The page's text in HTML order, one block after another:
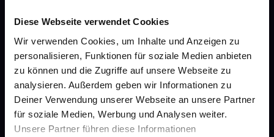
Diese Webseite verwendet Cookies
Wir verwenden Cookies, um Inhalte und Anzeigen zu
personalisieren, Funktionen für soziale Medien anbieten
zu können und die Zugriffe auf unsere Webseite zu
analysieren. Außerdem geben wir Informationen zu
Deiner Verwendung unserer Webseite an unsere Partner
für soziale Medien, Werbung und Analysen weiter.
Unsere Partner führen diese Informationen
Fragen zu Deiner Bestellung?
FAQ